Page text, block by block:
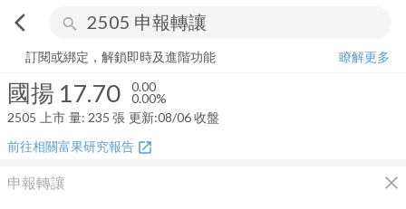
arrow_back_ios search
國揚 17.700.00%
訂閱或綁定，解鎖即時及進階功能
瞭解更多
國揚 17.70 0.00
0.00%
2505
上市 量: 235 張 更新:08/06 收盤
前往相關富果研究報告 open_in_new
申報轉讓 close